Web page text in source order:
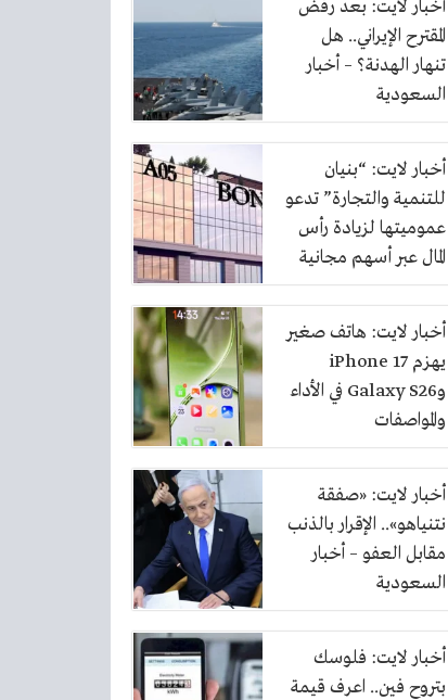
أخبار لايت: بعد رفض
المقترح الإيراني.. هل
تنهار الهدنة؟ – أخبار
السعودية
أخبار لايت: “بنيان
للتنمية والتجارة” تدعو
عموميتها لزيادة رأس
المال عبر أسهم مجانية
بنسبة 10%
أخبار لايت: هاتف صغير
يهزم iPhone 17
وGalaxy S26 في الأداء
والمواصفات
أخبار لايت: «صفقة
نتنياهو».. الإقرار بالذنب
مقابل العفو – أخبار
السعودية
أخبار لايت: فلوسك
بتروح فين.. اعرف قيمة